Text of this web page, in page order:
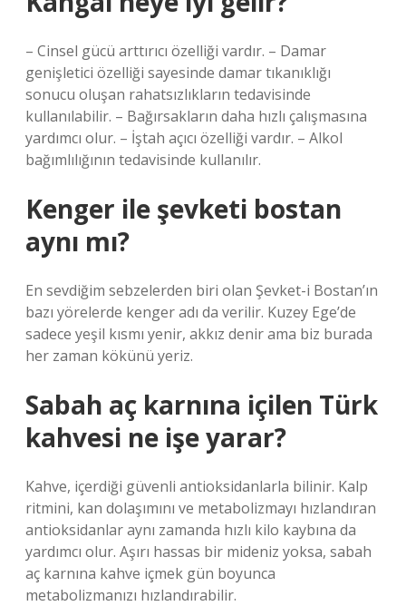
– Cinsel gücü arttırıcı özelliği vardır. – Damar
genişletici özelliği sayesinde damar tıkanıklığı
sonucu oluşan rahatsızlıkların tedavisinde
kullanılabilir. – Bağırsakların daha hızlı çalışmasına
yardımcı olur. – İştah açıcı özelliği vardır. – Alkol
bağımlılığının tedavisinde kullanılır.
Kenger ile şevketi bostan
aynı mı?
En sevdiğim sebzelerden biri olan Şevket-i Bostan’ın
bazı yörelerde kenger adı da verilir. Kuzey Ege’de
sadece yeşil kısmı yenir, akkız denir ama biz burada
her zaman kökünü yeriz.
Sabah aç karnına içilen Türk
kahvesi ne işe yarar?
Kahve, içerdiği güvenli antioksidanlarla bilinir. Kalp
ritmini, kan dolaşımını ve metabolizmayı hızlandıran
antioksidanlar aynı zamanda hızlı kilo kaybına da
yardımcı olur. Aşırı hassas bir mideniz yoksa, sabah
aç karnına kahve içmek gün boyunca
metabolizmanızı hızlandırabilir.